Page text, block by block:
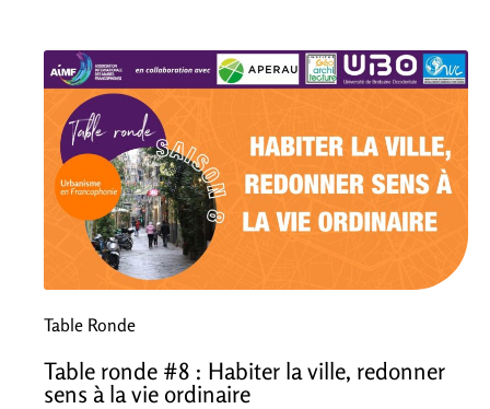
Table Ronde
Table ronde #8 : Habiter la ville, redonner
sens à la vie ordinaire